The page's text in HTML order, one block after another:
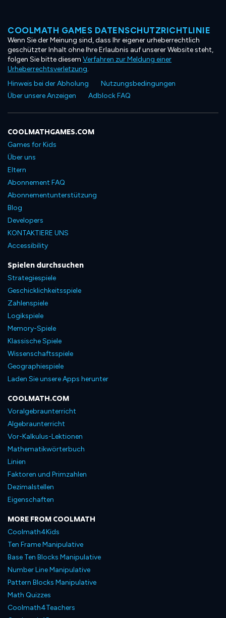
COOLMATH GAMES DATENSCHUTZRICHTLINIE
Wenn Sie der Meinung sind, dass Ihr eigener urheberrechtlich
geschützter Inhalt ohne Ihre Erlaubnis auf unserer Website steht,
folgen Sie bitte diesem Verfahren zur Meldung einer
Urheberrechtsverletzung.
Hinweis bei der Abholung
Nutzungsbedingungen
Über unsere Anzeigen
Adblock FAQ
COOLMATHGAMES.COM
Games for Kids
Über uns
Eltern
Abonnement FAQ
Abonnementunterstützung
Blog
Developers
KONTAKTIERE UNS
Accessibility
Spielen durchsuchen
Strategiespiele
Geschicklichkeitsspiele
Zahlenspiele
Logikspiele
Memory-Spiele
Klassische Spiele
Wissenschaftsspiele
Geographiespiele
Laden Sie unsere Apps herunter
COOLMATH.COM
Voralgebraunterricht
Algebraunterricht
Vor-Kalkulus-Lektionen
Mathematikwörterbuch
Linien
Faktoren und Primzahlen
Dezimalstellen
Eigenschaften
MORE FROM COOLMATH
Coolmath4Kids
Ten Frame Manipulative
Base Ten Blocks Manipulative
Number Line Manipulative
Pattern Blocks Manipulative
Math Quizzes
Coolmath4Teachers